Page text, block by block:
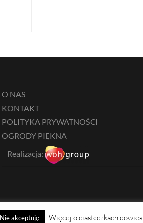
O NAS
KONTAKT
POLITYKA PRYWATNOŚCI
OGRODY PIĘKNA
Realizacja:
↑ Wróć
Nie akceptuję Więcej o ciasteczkach